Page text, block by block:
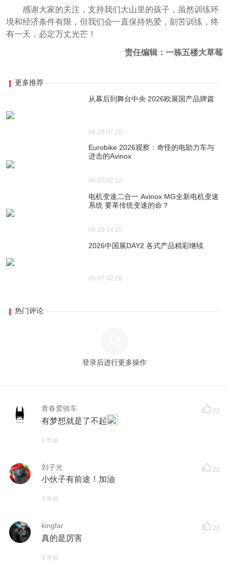
感谢大家的关注，支持我们大山里的孩子，虽然训练环
境和经济条件有限，但我们会一直保持热爱，刻苦训练，终
有一天，必定万丈光芒！
责任编辑：一栋五楼大草莓
更多推荐
从幕后到舞台中央 2026欧展国产品牌篇
06-28 07:10
Eurobike 2026观察：奇怪的电助力车与
进击的Avinox
06-27 07:12
电机变速二合一 Avinox MG全新电机变速
系统 要革传统变速的命？
06-26 14:10
2026中国展DAY2 各式产品精彩继续
05-07 02:28
热门评论
登录后进行更多操作
青春爱骑车 22
有梦想就是了不起
3 年前
刘子光 22
小伙子有前途！加油
3 年前
kingfar 22
真的是厉害
3 年前